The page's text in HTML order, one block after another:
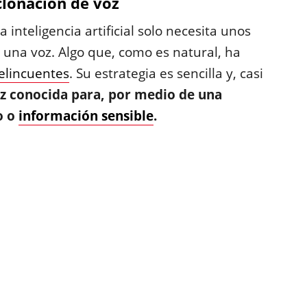
inteligencia artificial solo necesita unos
voz. Algo que, como es natural, ha
. Su estrategia es sencilla y, casi
conocida para, por medio de una
o información sensible.